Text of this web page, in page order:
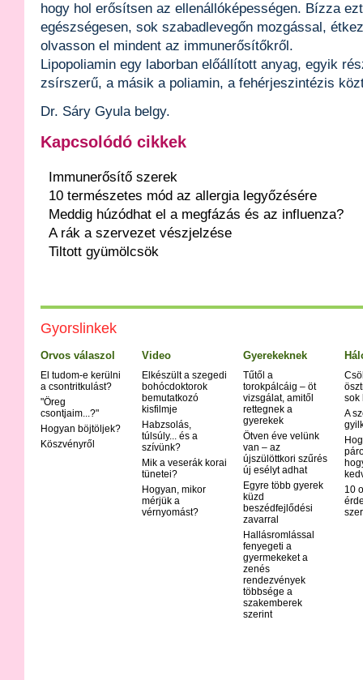
hogy hol erősítsen az ellenállóképességen. Bízza
egészségesen, sok szabadlevegőn mozgással,
olvasson el mindent az immunerősítőkről.
Lipopoliamin egy laborban előállított anyag, egyik
zsírszerű, a másik a poliamin, a fehérjeszintézis
Dr. Sáry Gyula belgy.
Kapcsolódó cikkek
Immunerősítő szerek
10 természetes mód az allergia legyőzésére
Meddig húzódhat el a megfázás és az influenza?
A rák a szervezet vészjelzése
Tiltott gyümölcsök
Gyorslinkek
Orvos válaszol
El tudom-e kerülni
a csontritkulást?
"Öreg
csontjaim...?"
Hogyan böjtöljek?
Köszvényről
Video
Elkészült a szegedi
bohócdoktorok
bemutatkozó
kisfilmje
Habzsolás,
túlsúly... és a
szívünk?
Mik a veserák korai
tünetei?
Hogyan, mikor
mérjük a
vérnyomást?
Gyerekeknek
Tűtől a
torokpálcáig – öt
vizsgálat, amitől
rettegnek a
gyerekek
Ötven éve velünk
van – az
újszülöttkori szűrés
új esélyt adhat
Egyre több gyerek
küzd
beszédfejlődési
zavarral
Hallásromlással
fenyegeti a
gyermekeket a
zenés
rendezvények
többsége a
szakemberek
szerint
sok
A
10